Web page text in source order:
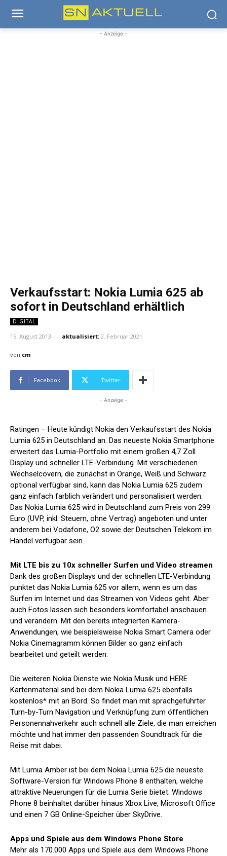
- Anzeige -
Verkaufsstart: Nokia Lumia 625 ab
sofort in Deutschland erhältlich
DIGITAL
15. August 2013 aktualisiert: 2. Februar 2021
von cm
Facebook Twitter
- Anzeige -
Ratingen – Heute kündigt Nokia den Verkaufsstart des Nokia
Lumia 625 in Deutschland an. Das neueste Nokia Smartphone
erweitert das Lumia-Portfolio mit einem großen 4,7 Zoll
Display und schneller LTE-Verbindung. Mit verschiedenen
Wechselcovern, die zunächst in Orange, Weiß und Schwarz
optional verfügbar sind, kann das Nokia Lumia 625 zudem
ganz einfach farblich verändert und personalisiert werden.
Das Nokia Lumia 625 wird in Deutschland zum Preis von 299
Euro (UVP, inkl. Steuern, ohne Vertrag) angeboten und unter
anderem bei Vodafone, O2 sowie der Deutschen Telekom im
Handel verfügbar sein.
Mit LTE bis zu 10x schneller Surfen und Video streamen
Dank des großen Displays und der schnellen LTE-Verbindung
punktet das Nokia Lumia 625 vor allem, wenn es um das
Surfen im Internet und das Streamen von Videos geht. Aber
auch Fotos lassen sich besonders komfortabel anschauen
und verändern. Mit den bereits integrierten Kamera-
Anwendungen, wie beispielsweise Nokia Smart Camera oder
Nokia Cinemagramm können Bilder so ganz einfach
bearbeitet und geteilt werden.
Die weiteren Nokia Dienste wie Nokia Musik und HERE
Kartenmaterial sind bei dem Nokia Lumia 625 ebenfalls
kostenlos* mit an Bord. So findet man mit sprachgeführter
Turn-by-Turn Navigation und Verknüpfung zum öffentlichen
Personennahverkehr auch schnell alle Ziele, die man erreichen
möchte und hat immer den passenden Soundtrack für die
Reise mit dabei.
Mit Lumia Amber ist bei dem Nokia Lumia 625 die neueste
Software-Version für Windows Phone 8 enthalten, welche
attraktive Neuerungen für die Lumia Serie bietet. Windows
Phone 8 beinhaltet darüber hinaus Xbox Live, Microsoft Office
und einen 7 GB Online-Speicher über SkyDrive.
Apps und Spiele aus dem Windows Phone Store
Mehr als 170.000 Apps und Spiele aus dem Windows Phone